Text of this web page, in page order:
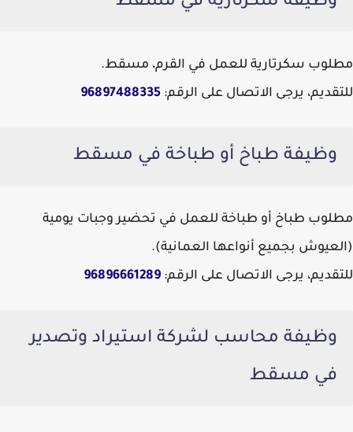
مطلوب سكرتارية للعمل في القرم، مسقط.
للتقديم، يرجى الاتصال على الرقم: 96897488335
وظيفة طباخ أو طباخة في مسقط
مطلوب طباخ أو طباخة للعمل في تحضير وجبات يومية
(العيوش بجميع أنواعها العمانية).
للتقديم، يرجى الاتصال على الرقم: 96896661289
وظيفة محاسب لشركة استيراد وتصدير
في مسقط